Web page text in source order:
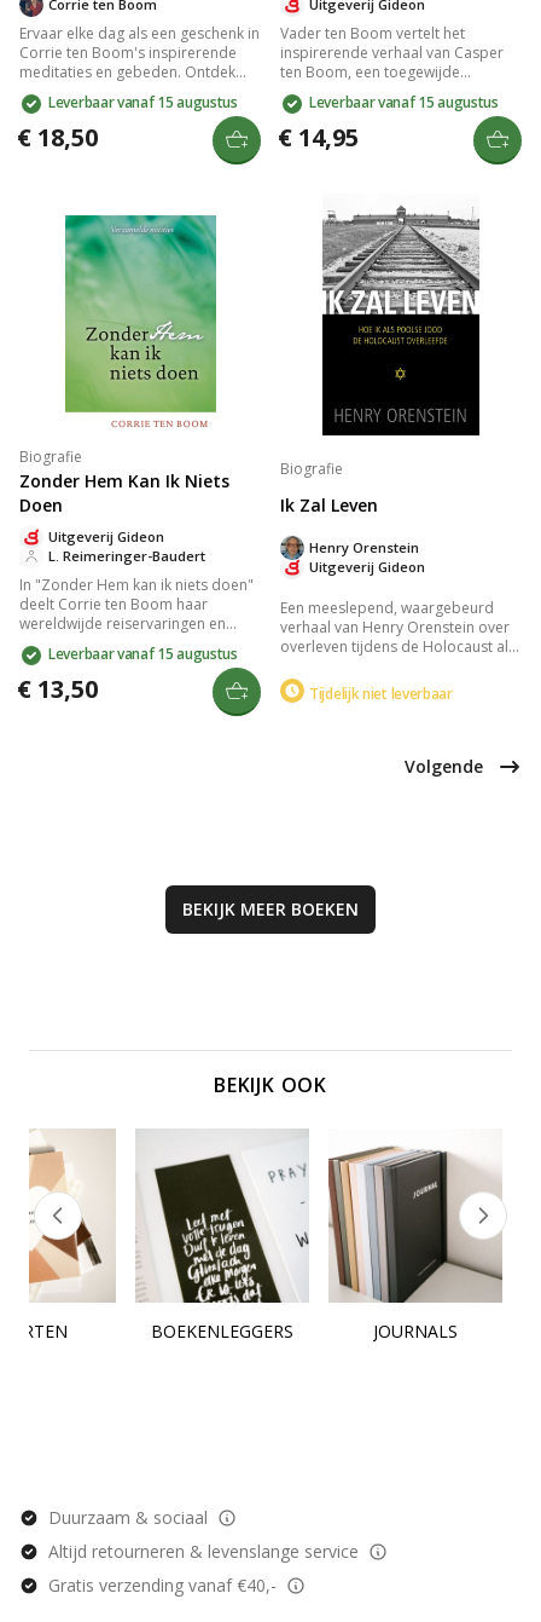
Corrie ten Boom
Ervaar elke dag als een geschenk in
Corrie ten Boom's inspirerende
meditaties en gebeden. Ontdek
haar onverzettelijke vertrouwen in
God, zelfs in een
concentratiekamp, en lees hoe zij
de overwinnende liefde van Jezus
Christus verspreidde. Een bron van
Leverbaar vanaf 15 augustus
€ 18,50
Uitgeverij Gideon
Vader ten Boom vertelt het
inspirerende verhaal van Casper
ten Boom, een toegewijde
horlogemaker en man van geloof.
Corrie ten Boom deelt
herinneringen aan zijn liefde,
medeleven en moed tijdens de
je raken door zijn onwankelbare
geloof en medemenselijkheid.
Leverbaar vanaf 15 augustus
€ 14,95
Biografie
Zonder Hem Kan Ik Niets
Doen
L. Reimeringer-Baudert
Uitgeverij Gideon
In "Zonder Hem kan ik niets doen"
deelt Corrie ten Boom haar
wereldwijde reiservaringen en
spirituele inzichten. Haar notities
en verhalen tonen haar
diepgewortelde geloof in Jezus
Christus en tonen aan hoe
afhankelijkheid van Hem leidt tot
Leverbaar vanaf 15 augustus
€ 13,50
Biografie
Ik Zal Leven
Uitgeverij Gideon
Henry Orenstein
Een meeslepend, waargebeurd
verhaal van Henry Orenstein over
overleven tijdens de Holocaust als
tussen hoop en vrees, de brute
realiteit van de
menselijke wilskracht in een
Tijdelijk niet leverbaar
Volgende
BEKIJK MEER BOEKEN
BEKIJK OOK
BOEKENLEGGERS JOURNALS
Duurzaam & sociaal
Altijd retourneren & levenslange service
Gratis verzending vanaf €40,-